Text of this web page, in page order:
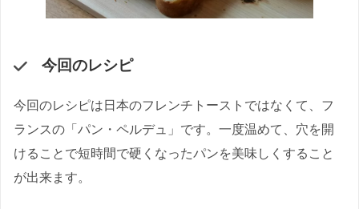
今回のレシピ
今回のレシピは日本のフレンチトーストではなくて、フ
ランスの「パン・ペルデュ」です。一度温めて、穴を開
けることで短時間で硬くなったパンを美味しくすること
が出来ます。